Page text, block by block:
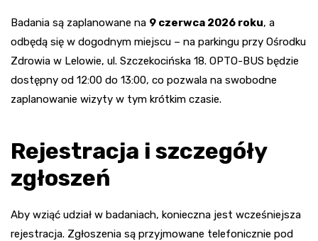
Badania są zaplanowane na 9 czerwca 2026 roku, a
odbędą się w dogodnym miejscu – na parkingu przy Ośrodku
Zdrowia w Lelowie, ul. Szczekocińska 18. OPTO-BUS będzie
dostępny od 12:00 do 13:00, co pozwala na swobodne
zaplanowanie wizyty w tym krótkim czasie.
Rejestracja i szczegóły
zgłoszeń
Aby wziąć udział w badaniach, konieczna jest wcześniejsza
rejestracja. Zgłoszenia są przyjmowane telefonicznie pod